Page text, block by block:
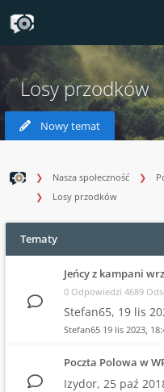
Losy przodków
Nowy temat
Nasza społeczność
Losy przodków
Tematy
Jeńcy z kampani
0 Odpowiedzi 4689
Stefan65, 19 lis
Stefan65 19 lis 2023,
Poczta Polowa w
Izydor, 25 paź